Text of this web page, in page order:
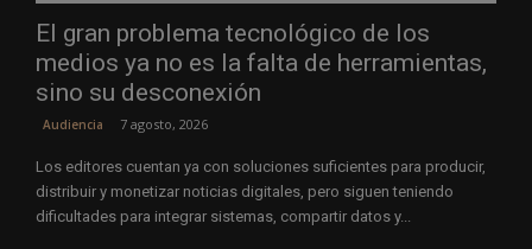
El gran problema tecnológico de los
medios ya no es la falta de herramientas,
sino su desconexión
Audiencia 7 agosto, 2026
Los editores cuentan ya con soluciones suficientes para producir,
distribuir y monetizar noticias digitales, pero siguen teniendo
dificultades para integrar sistemas, compartir datos y...